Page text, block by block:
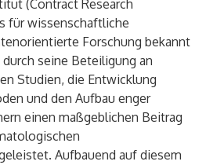
(Contract Research
für wissenschaftliche
Forschung bekannt
seine Beteiligung an
Studien, die Entwicklung
und den Aufbau enger
einen maßgeblichen Beitrag
Aufbauend auf diesem